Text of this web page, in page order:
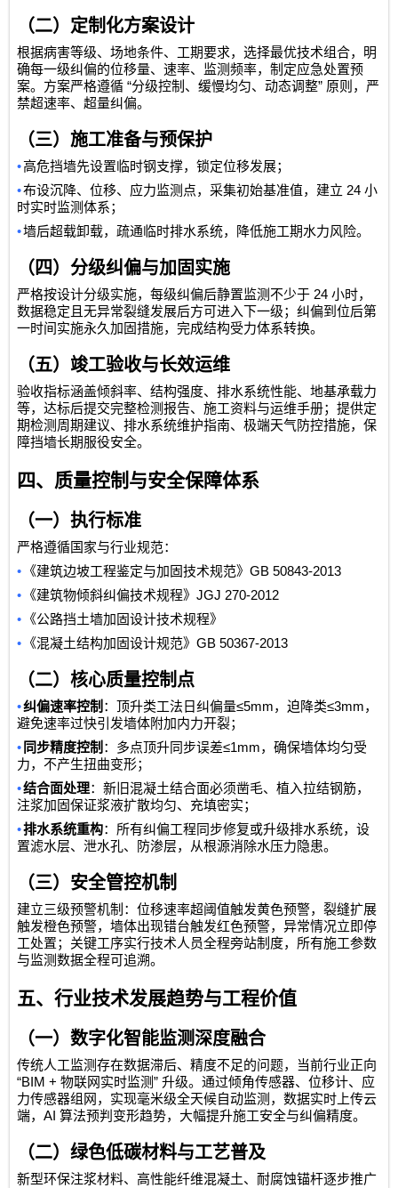
（二）定制化方案设计
根据病害等级、场地条件、工期要求，选择最优技术组合，明
确每一级纠偏的位移量、速率、监测频率，制定应急处置预
案。方案严格遵循 “分级控制、缓慢均匀、动态调整” 原则，严
禁超速率、超量纠偏。
（三）施工准备与预保护
•高危挡墙先设置临时钢支撑，锁定位移发展；
•布设沉降、位移、应力监测点，采集初始基准值，建立 24小
时实时监测体系；
•墙后超载卸载，疏通临时排水系统，降低施工期水力风险。
（四）分级纠偏与加固实施
严格按设计分级实施，每级纠偏后静置监测不少于 24小时，
数据稳定且无异常裂缝发展后方可进入下一级；纠偏到位后第
一时间实施永久加固措施，完成结构受力体系转换。
（五）竣工验收与长效运维
验收指标涵盖倾斜率、结构强度、排水系统性能、地基承载力
等，达标后提交完整检测报告、施工资料与运维手册；提供定
期检测周期建议、排水系统维护指南、极端天气防控措施，保
障挡墙长期服役安全。
四、质量控制与安全保障体系
（一）执行标准
严格遵循国家与行业规范：
• 《建筑边坡工程鉴定与加固技术规范》GB 50843-2013
•
《建筑物倾斜纠偏技术规程》JGJ 270-2012
•
《公路挡土墙加固设计技术规程》
• 《混凝土结构加固设计规范》GB 50367-2013
（二）核心质量控制点
•纠偏速率控制 ：顶升类工法日纠偏量≤5mm，迫降类≤3mm，
避免速率过快引发墙体附加内力开裂；
• 同步精度控制 ：多点顶升同步误差≤1mm，确保墙体均匀受
力，不产生扭曲变形；
•结合面处理：新旧混凝土结合面必须凿毛、植入拉结钢筋，
注浆加固保证浆液扩散均匀、充填密实；
•排水系统重构：所有纠偏工程同步修复或升级排水系统，设
置滤水层、泄水孔、防渗层，从根源消除水压力隐患。
（三）安全管控机制
建立三级预警机制：位移速率超阈值触发黄色预警，裂缝扩展
触发橙色预警，墙体出现错台触发红色预警，异常情况立即停
工处置；关键工序实行技术人员全程旁站制度，所有施工参数
与监测数据全程可追溯。
五、行业技术发展趋势与工程价值
（一）数字化智能监测深度融合
传统人工监测存在数据滞后、精度不足的问题，当前行业正向
“BIM +物联网实时监测”升级。通过倾角传感器、位移计、应
力传感器组网，实现毫米级全天候自动监测，数据实时上传云
端，AI算法预判变形趋势，大幅提升施工安全与纠偏精度。
（二）绿色低碳材料与工艺普及
新型环保注浆材料、高性能纤维混凝土、耐腐蚀锚杆逐步推广